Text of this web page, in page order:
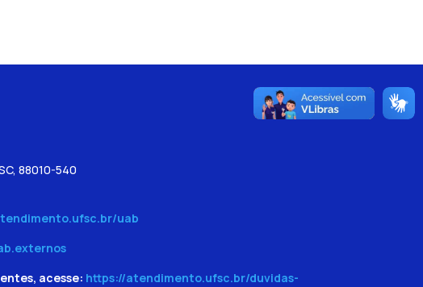
88010-540
uab
acesse: https://atendimento.ufsc.br/duvidas-